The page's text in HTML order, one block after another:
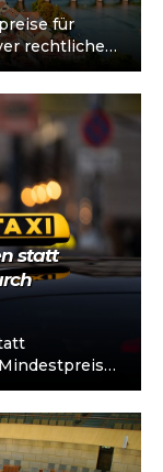
für
rechtlicher
statt
Zum